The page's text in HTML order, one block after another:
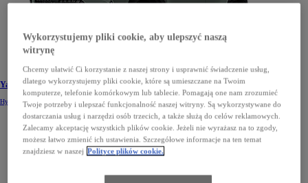
Yaris Cross
Hybrid
Wykorzystujemy pliki cookie, aby ulepszyć naszą
witrynę
Chcemy ułatwić Ci korzystanie z naszej strony i usprawnić świadczenie usług,
dlatego wykorzystujemy pliki cookie, które są umieszczane na Twoim
komputerze, telefonie komórkowym lub tablecie. Pomagają one nam zrozumieć
Twoje potrzeby i ulepszać funkcjonalność naszej witryny. Są wykorzystywane do
dostarczania usług i narzędzi osób trzecich, a także służą do celów reklamowych.
Zalecamy akceptację wszystkich plików cookie. Jeżeli nie wyrażasz na to zgody,
możesz łatwo zmienić ich ustawienia. Szczegółowe informacje na ten temat
znajdziesz w naszej Polityce plików cookie.